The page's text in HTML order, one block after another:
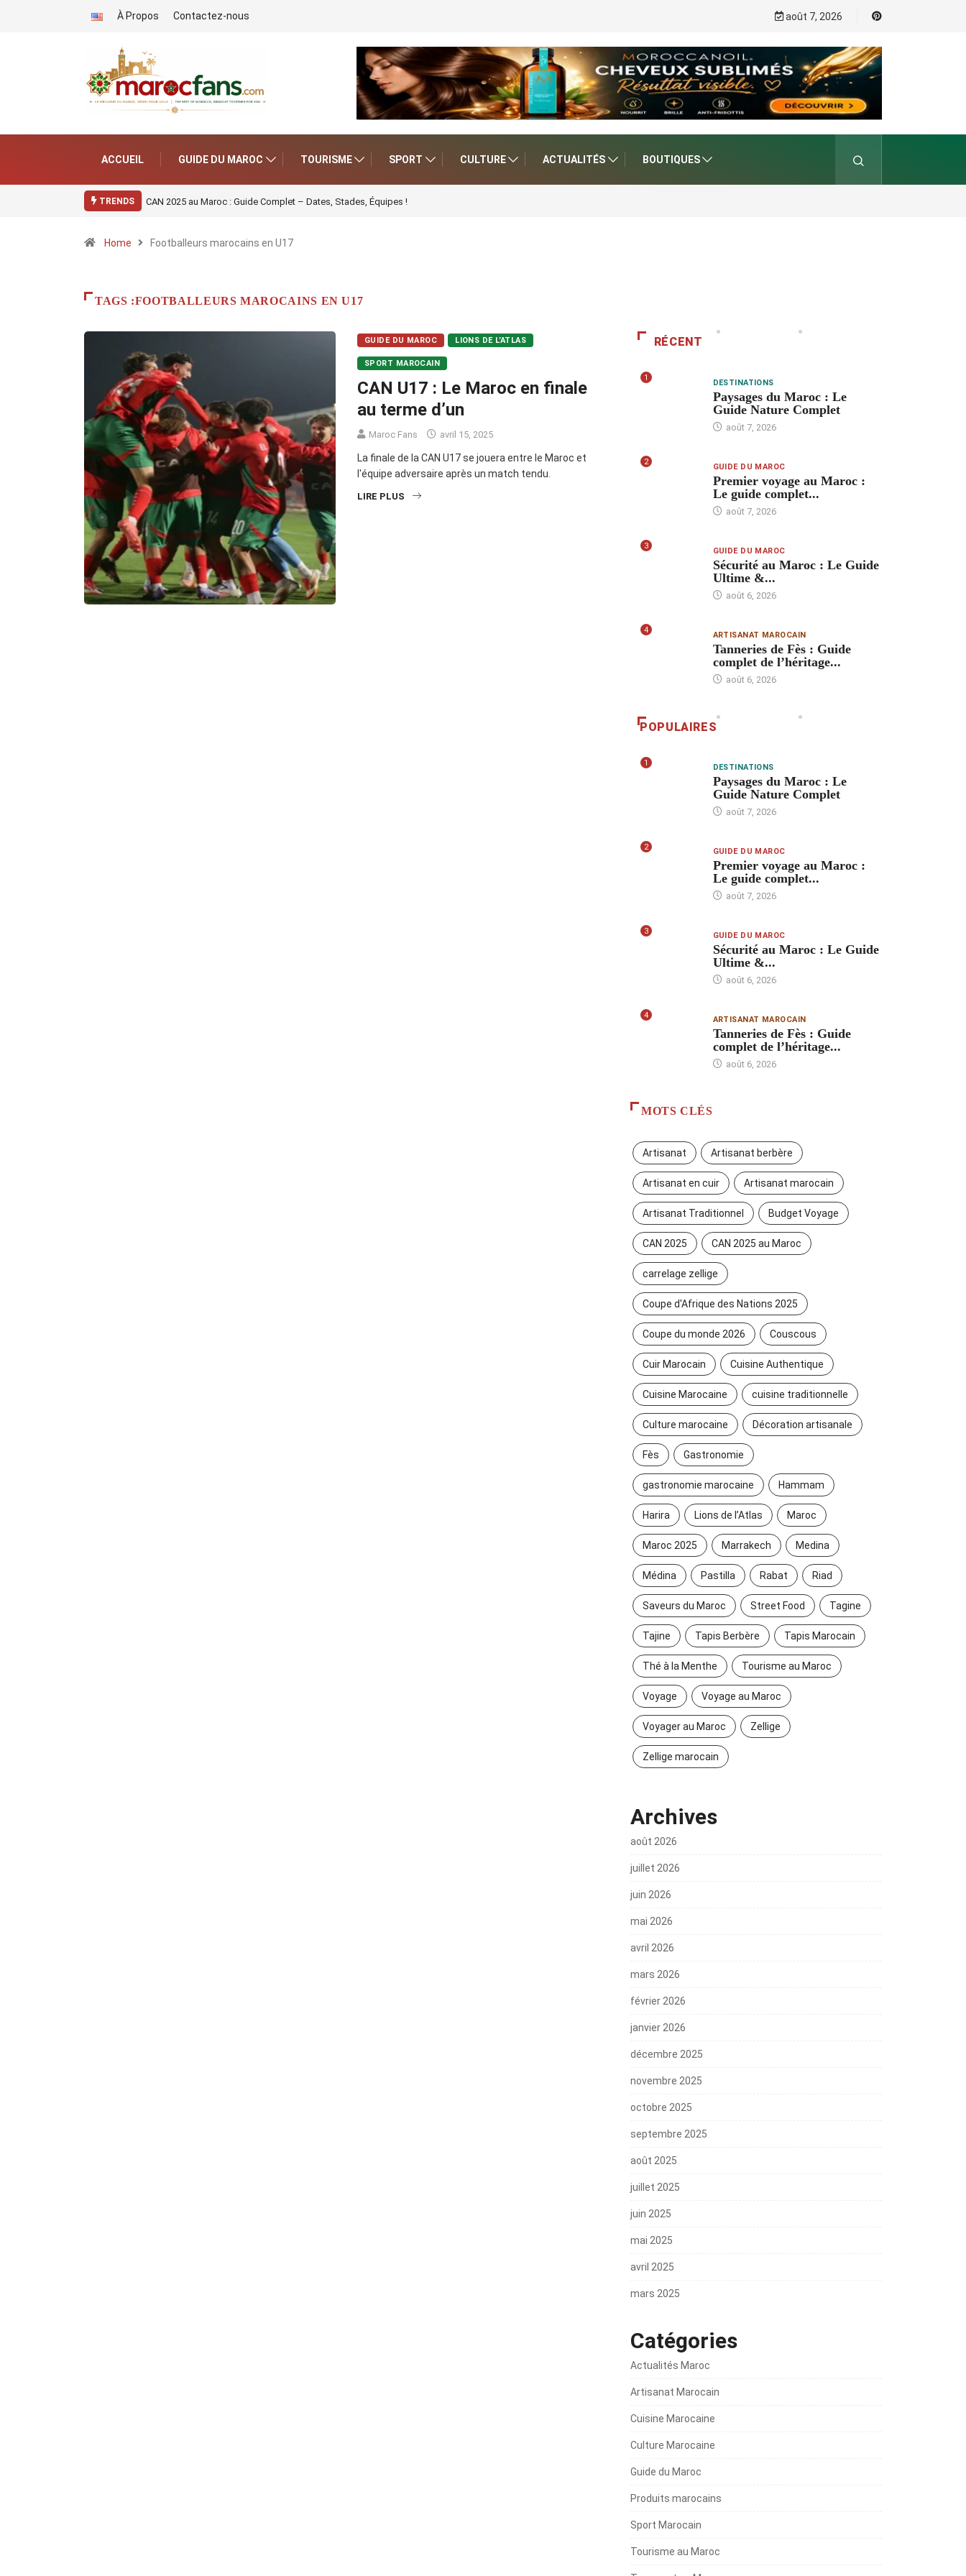
À Propos Contactez-nous août 7, 2026
ACCUEIL GUIDE DU MAROC TOURISME SPORT CULTURE ACTUALITÉS BOUTIQUES
TRENDS CAN 2025 au Maroc : Guide Complet – Dates, Stades, Équipes !
Home Footballeurs marocains en U17
TAGS :FOOTBALLEURS MAROCAINS EN U17
GUIDE DU MAROC LIONS DE L’ATLAS
SPORT MAROCAIN
CAN U17 : Le Maroc en finale
au terme d’un
Maroc Fans avril 15, 2025
La finale de la CAN U17 se jouera entre le Maroc et
l'équipe adversaire après un match tendu.
LIRE PLUS
RÉCENT
1 DESTINATIONS
Paysages du Maroc : Le
Guide Nature Complet
août 7, 2026
2 GUIDE DU MAROC
Premier voyage au Maroc :
Le guide complet...
août 7, 2026
3 GUIDE DU MAROC
Sécurité au Maroc : Le Guide
Ultime &...
août 6, 2026
4 ARTISANAT MAROCAIN
Tanneries de Fès : Guide
complet de l’héritage...
août 6, 2026
POPULAIRES
1 DESTINATIONS
Paysages du Maroc : Le
Guide Nature Complet
août 7, 2026
2 GUIDE DU MAROC
Premier voyage au Maroc :
Le guide complet...
août 7, 2026
3 GUIDE DU MAROC
Sécurité au Maroc : Le Guide
Ultime &...
août 6, 2026
4 ARTISANAT MAROCAIN
Tanneries de Fès : Guide
complet de l’héritage...
août 6, 2026
MOTS CLÉS
Artisanat Artisanat berbère
Artisanat en cuir Artisanat marocain
Artisanat Traditionnel Budget Voyage
CAN 2025 CAN 2025 au Maroc
carrelage zellige
Coupe d'Afrique des Nations 2025
Coupe du monde 2026 Couscous
Cuir Marocain Cuisine Authentique
Cuisine Marocaine cuisine traditionnelle
Culture marocaine Décoration artisanale
Fès Gastronomie
gastronomie marocaine Hammam
Harira Lions de l’Atlas Maroc
Maroc 2025 Marrakech Medina
Médina Pastilla Rabat Riad
Saveurs du Maroc Street Food Tagine
Tajine Tapis Berbère Tapis Marocain
Thé à la Menthe Tourisme au Maroc
Voyage Voyage au Maroc
Voyager au Maroc Zellige
Zellige marocain
Archives
août 2026
juillet 2026
juin 2026
mai 2026
avril 2026
mars 2026
février 2026
janvier 2026
décembre 2025
novembre 2025
octobre 2025
septembre 2025
août 2025
juillet 2025
juin 2025
mai 2025
avril 2025
mars 2025
Catégories
Actualités Maroc
Artisanat Marocain
Cuisine Marocaine
Culture Marocaine
Guide du Maroc
Produits marocains
Sport Marocain
Tourisme au Maroc